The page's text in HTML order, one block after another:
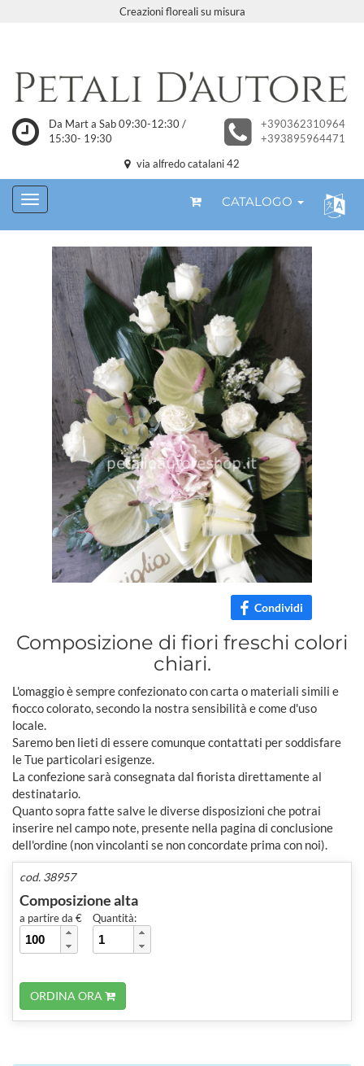
Creazioni floreali su misura
Da Mart a Sab 09:30-12:30 /
15:30- 19:30
+390362310964
+393895964471
via alfredo catalani 42
CATALOGO
Condividi
Composizione di fiori freschi colori
chiari.
L'omaggio è sempre confezionato con carta o materiali simili e
fiocco colorato, secondo la nostra sensibilità e come d'uso
locale.
Saremo ben lieti di essere comunque contattati per soddisfare
le Tue particolari esigenze.
La confezione sarà consegnata dal fiorista direttamente al
destinatario.
Quanto sopra fatte salve le diverse disposizioni che potrai
inserire nel campo note, presente nella pagina di conclusione
dell'ordine (non vincolanti se non concordate prima con noi).
cod. 38957
Composizione alta
a partire da € Quantità:
ORDINA ORA